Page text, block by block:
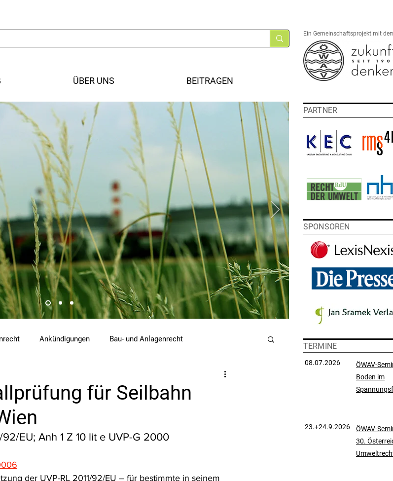
ÜBER UNS BEITRAGEN
Ein Gemeinschaftsprojekt mit
Ankündigungen Bau- und Anlagenrecht
und Planungsrecht
für Seilbahn
92/EU; Anh 1 Z 10 lit e UVP-G 2000
der UVP-RL 2011/92/EU – für bestimmte in seinem
08.07.2026
ÖWAV-
Boden im
23.+24.9.2026
ÖWAV-
30.
PARTNER
TERMINE
SPONSOREN